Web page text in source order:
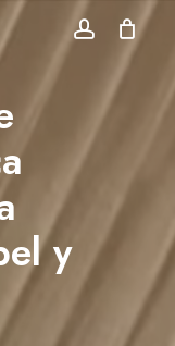
account
Close
Cart
y